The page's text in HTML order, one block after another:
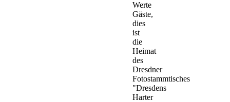
Werte
Gäste,
dies
ist
die
Heimat
des
Dresdner
Fotostammtisches
"Dresdens
Harter